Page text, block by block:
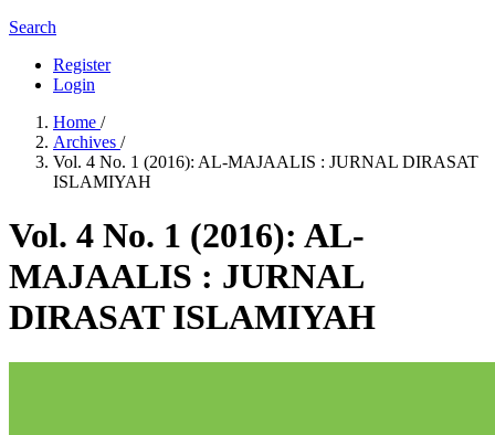
Search
Register
Login
Home /
Archives /
Vol. 4 No. 1 (2016): AL-MAJAALIS : JURNAL DIRASAT
ISLAMIYAH
Vol. 4 No. 1 (2016): AL-
MAJAALIS : JURNAL
DIRASAT ISLAMIYAH